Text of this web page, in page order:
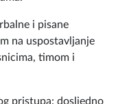
i pisane
na uspostavljanje
timom i
pristupa: dosljedno